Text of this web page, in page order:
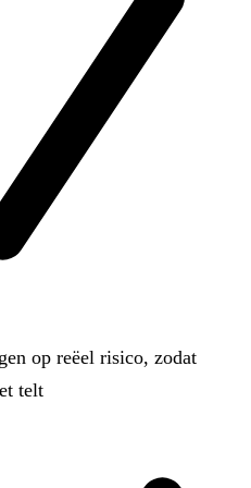
op reëel risico, zodat
telt